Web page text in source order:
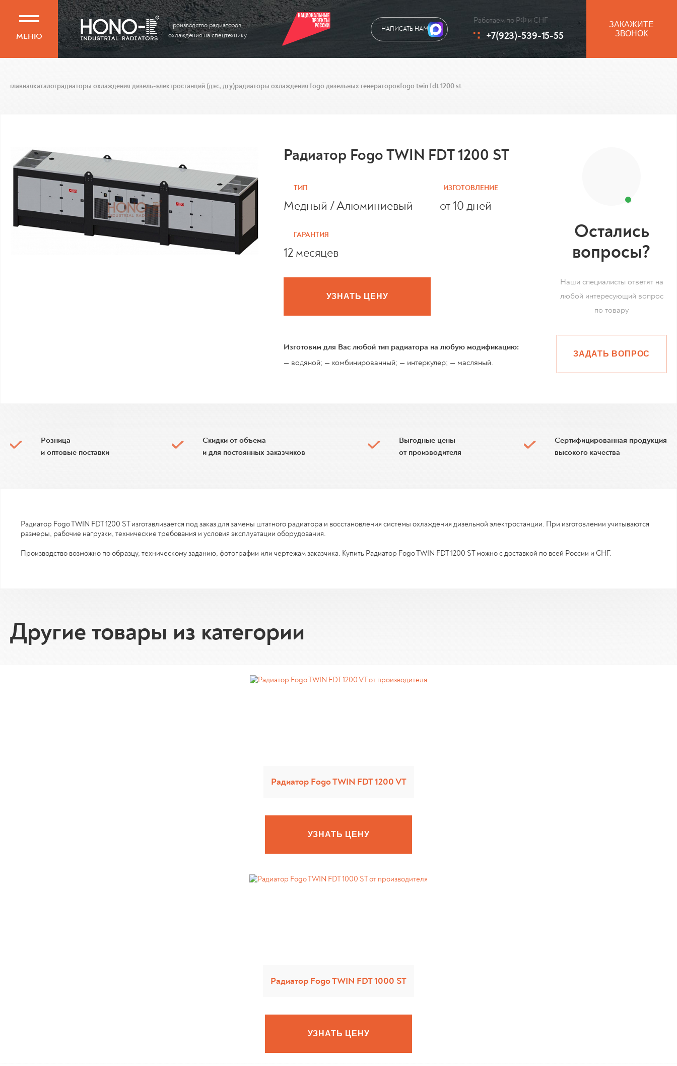
МЕНЮ
Производство радиаторов
охлаждения на спецтехнику
НАПИСАТЬ НАМ
Работаем по РФ и СНГ
+7(923)-539-15-55
ЗАКАЖИТЕ
ЗВОНОК
главнаякаталоградиаторы охлаждения дизель-электростанций (дэс, дгу)радиаторы охлаждения fogo дизельных генераторовfogo twin fdt 1200 st
Радиатор Fogo TWIN FDT 1200 ST
ТИП
Медный / Алюминиевый
ИЗГОТОВЛЕНИЕ
от 10 дней
ГАРАНТИЯ
12 месяцев
УЗНАТЬ ЦЕНУ
Изготовим для Вас любой тип радиатора на любую модификацию:
— водяной; — комбинированный; — интеркулер; — масляный.
Остались
вопросы?
Наши специалисты ответят на
любой интересующий вопрос
по товару
ЗАДАТЬ ВОПРОС
Розница
и оптовые поставки
Скидки от объема
и для постоянных заказчиков
Выгодные цены
от производителя
Сертифицированная продукция
высокого качества
Радиатор Fogo TWIN FDT 1200 ST изготавливается под заказ для замены штатного радиатора и восстановления системы охлаждения дизельной электростанции. При изготовлении учитываются
размеры, рабочие нагрузки, технические требования и условия эксплуатации оборудования.
Производство возможно по образцу, техническому заданию, фотографии или чертежам заказчика. Купить Радиатор Fogo TWIN FDT 1200 ST можно с доставкой по всей России и СНГ.
Другие товары из категории
Радиатор Fogo TWIN FDT 1200 VT
УЗНАТЬ ЦЕНУ
Радиатор Fogo TWIN FDT 1000 ST
УЗНАТЬ ЦЕНУ